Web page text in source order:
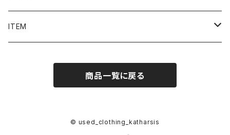
NIKE
Ralph Lauren/Polo Sport
ITEM
商品一覧に戻る
© used_clothing_katharsis